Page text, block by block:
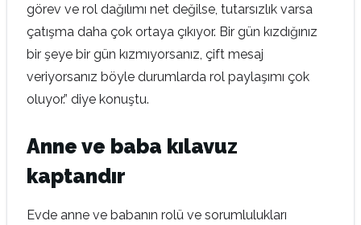
görev ve rol dağılımı net değilse, tutarsızlık varsa
çatışma daha çok ortaya çıkıyor. Bir gün kızdığınız
bir şeye bir gün kızmıyorsanız, çift mesaj
veriyorsanız böyle durumlarda rol paylaşımı çok
oluyor.” diye konuştu.
Anne ve baba kılavuz
kaptandır
Evde anne ve babanın rolü ve sorumlulukları